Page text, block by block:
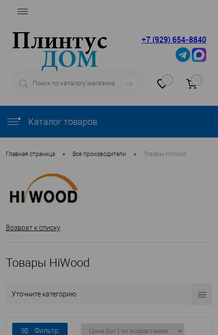
+7 (929) 654-8840
0 0
Каталог товаров
Главная страница • Все производители • Товары HiWood
Возврат к списку
Товары HiWood
Уточните категорию:
Фильтр